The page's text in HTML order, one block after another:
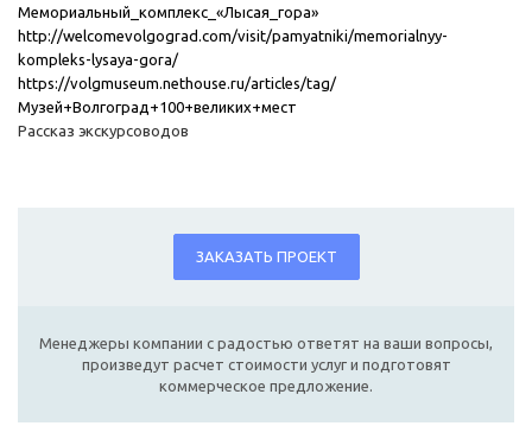
Мемориальный_комплекс_«Лысая_гора»
http://welcomevolgograd.com/visit/pamyatniki/memorialnyy-
kompleks-lysaya-gora/
https://volgmuseum.nethouse.ru/articles/tag/
Музей+Волгоград+100+великих+мест
Рассказ экскурсоводов
ЗАКАЗАТЬ ПРОЕКТ
Менеджеры компании с радостью ответят на ваши вопросы,
произведут расчет стоимости услуг и подготовят
коммерческое предложение.